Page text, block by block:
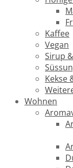
Kaffee
Vegan
Sirup
Kekse
Wohnen